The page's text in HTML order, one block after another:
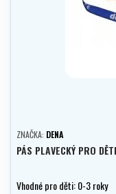
ZNAČKA: DENA
PÁS PLAVECKÝ PRO
Vhodné pro děti: 0-3 roky